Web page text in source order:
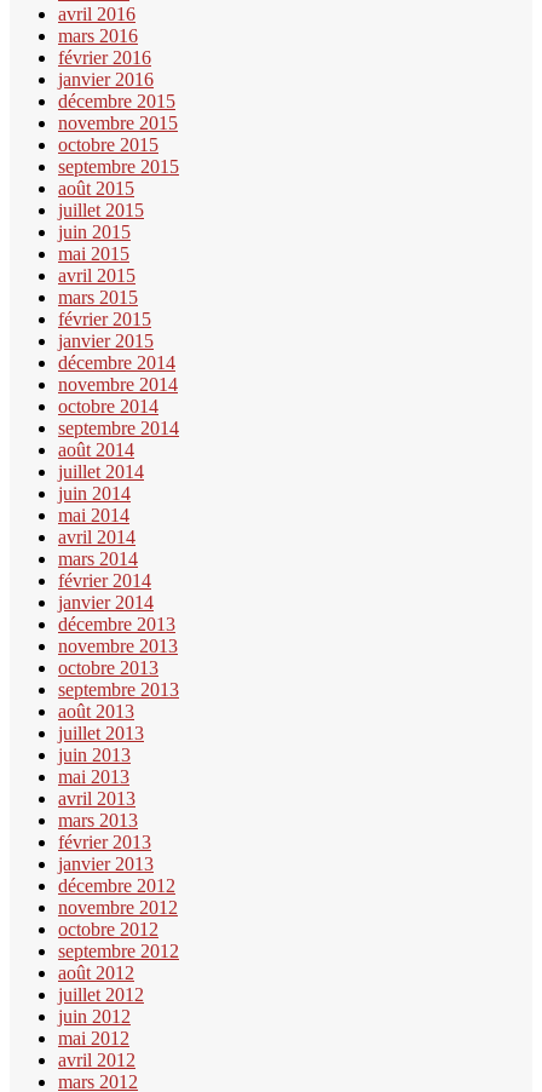
avril 2016
mars 2016
février 2016
janvier 2016
décembre 2015
novembre 2015
octobre 2015
septembre 2015
août 2015
juillet 2015
juin 2015
mai 2015
avril 2015
mars 2015
février 2015
janvier 2015
décembre 2014
novembre 2014
octobre 2014
septembre 2014
août 2014
juillet 2014
juin 2014
mai 2014
avril 2014
mars 2014
février 2014
janvier 2014
décembre 2013
novembre 2013
octobre 2013
septembre 2013
août 2013
juillet 2013
juin 2013
mai 2013
avril 2013
mars 2013
février 2013
janvier 2013
décembre 2012
novembre 2012
octobre 2012
septembre 2012
août 2012
juillet 2012
juin 2012
mai 2012
avril 2012
mars 2012